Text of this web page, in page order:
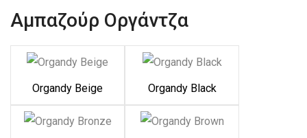
Αμπαζούρ Οργάντζα
Organdy Beige Organdy Black